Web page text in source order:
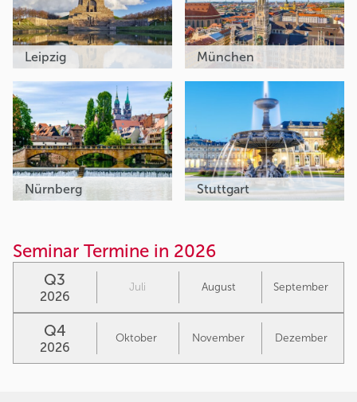
Leipzig München
Nürnberg Stuttgart
Seminar Termine in 2026
Q3
2026
Juli August September
Q4
2026
Oktober November Dezember